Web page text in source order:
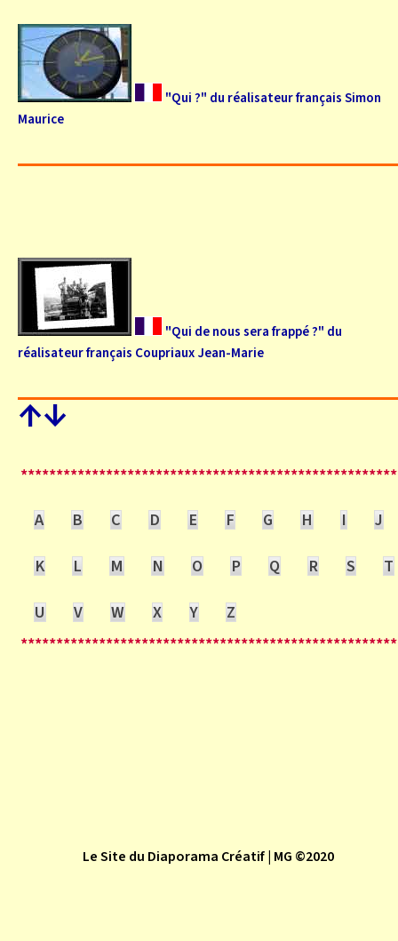
"Qui ?" du réalisateur français Simon
Maurice
"Qui de nous sera frappé ?" du
réalisateur français Coupriaux Jean-Marie
↑↓
A B C D E F G H I
J
K
L M N O P Q R S
T
U
V W X Y Z
Le Site du Diaporama Créatif | MG ©2020